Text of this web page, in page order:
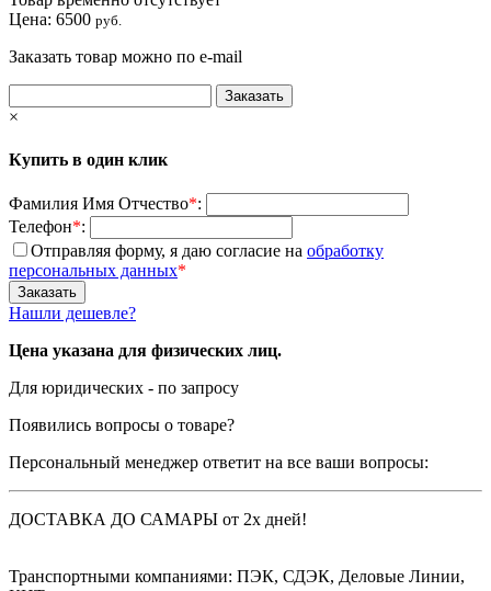
Цена: 6500 руб.
Заказать товар можно по e-mail
×
Купить в один клик
Фамилия Имя Отчество*:
Телефон*:
Отправляя форму, я даю согласие на обработку
персональных данных*
Нашли дешевле?
Цена указана для физических лиц.
Для юридических - по запросу
Появились вопросы о товаре?
Персональный менеджер ответит на все ваши вопросы:
ДОСТАВКА ДО САМАРЫ от 2х дней!
Транспортными компаниями: ПЭК, СДЭК, Деловые Линии,